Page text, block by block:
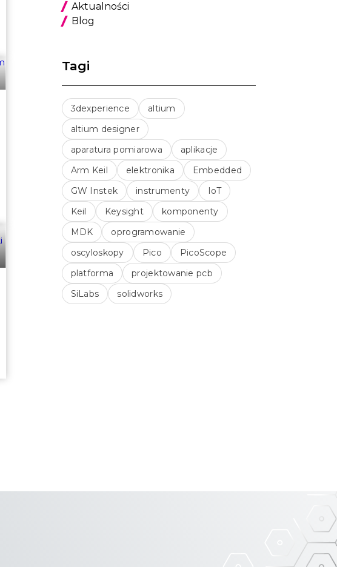
Aktualności
Blog
Tagi
3dexperience
altium
altium designer
aparatura pomiarowa
aplikacje
Arm Keil
elektronika
Embedded
GW Instek
instrumenty
IoT
Keil
Keysight
komponenty
MDK
oprogramowanie
oscyloskopy
Pico
PicoScope
platforma
projektowanie pcb
SiLabs
solidworks